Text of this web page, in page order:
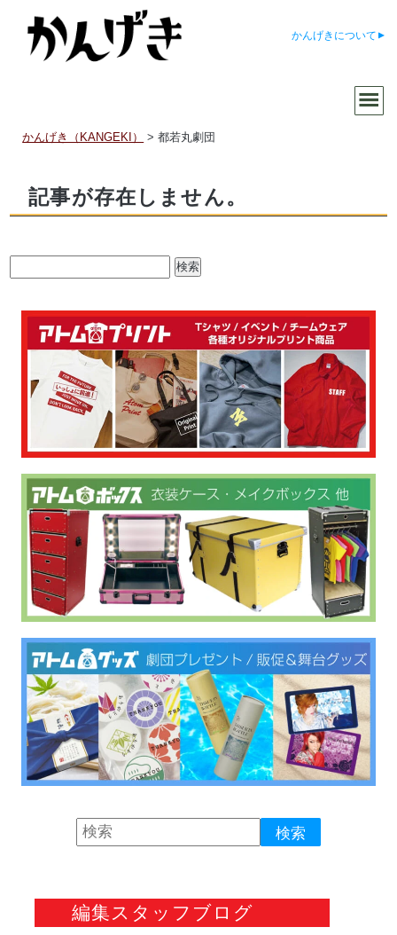
かんげきについて
かんげき（KANGEKI） >都若丸劇団
記事が存在しません。
編集スタッフブログ